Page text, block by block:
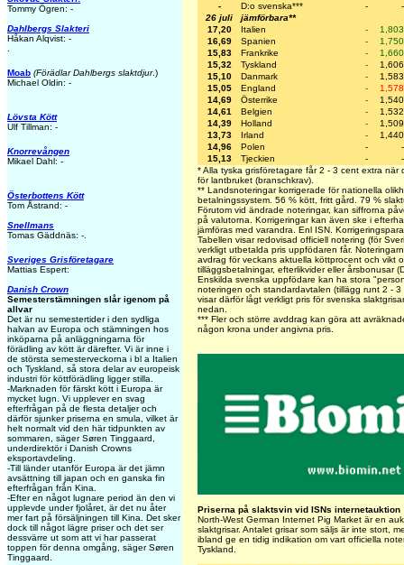
Tommy Ögren: -
Dahlbergs Slakteri
Håkan Alqvist: -
Moab (Förädlar Dahlbergs slaktdjur.)
Michael Oldin: -
Lövsta Kött
Ulf Tillman: -
Knorrevången
Mikael Dahl: -
Österbottens Kött
Tom Åstrand: -
Snellmans
Tomas Gäddnäs: -.
Sveriges Grisföretagare
Mattias Espert:
Danish Crown
Semesterstämningen slår igenom på
allvar
Det är nu semestertider i den sydliga
halvan av Europa och stämningen hos
inköparna på anläggningarna för
förädling av kött är därefter. Vi är inne i
de största semesterveckorna i bl a Italien
och Tyskland, så stora delar av europeisk
industri för köttförädling ligger stilla.
-Marknaden för färskt kött i Europa är
mycket lugn. Vi upplever en svag
efterfrågan på de flesta detaljer och
därför sjunker priserna en smula, vilket är
helt normalt vid den här tidpunkten av
sommaren, säger Søren Tinggaard,
underdirektör i Danish Crowns
eksportavdeling.
-Till länder utanför Europa är det jämn
avsättning till japan och en ganska fin
efterfrågan från Kina.
-Efter en något lugnare period än den vi
upplevde under fjolåret, är det nu åter
mer fart på försäljningen till Kina. Det sker
dock till något lägre priser och det ser
dessvärre ut som att vi har passerat
toppen för denna omgång, säger Søren
Tinggaard.
-
D:o svenska*** -
-
26 juli
jämförbara**
17,20
Italien -
1,803
16,69
Spanien -
1,750
15,83
Frankrike -
1,660
15,32
Tyskland -
1,606
15,10
Danmark -
1,583
15,05
England -
1,578
14,69
Österrike -
1,540
14,61
Belgien -
1,532
14,39
Holland -
1,509
13,73
Irland -
1,440
14,96
Polen -
-
15,13
Tjeckien -
-
* Alla tyska grisföretagare får 2 - 3 cent extra när
för lantbruket (branschkrav).
** Landsnoteringar korrigerade för nationella
betalningssystem. 56 % kött, fritt gård. 79 %
Förutom vid ändrade noteringar, kan siffrorna
på valutorna. Korrigeringar kan även ske i
jämföras med varandra. Enl ISN.
Tabellen visar redovisad officiell notering (för
verkligt utbetalda pris uppfödaren får.
avdrag för veckans aktuella köttprocent och vikt
tilläggsbetalningar, efterlikvider eller årsbonusar
Enskilda svenska uppfödare kan ha stora
noteringen och standardavtalen (tillägg runt 2 - 3
visar därför lågt verkligt pris för svenska
nedan.
*** Fler och större avddrag kan göra att
någon krona under angivna pris.
Priserna på slaktsvin vid ISNs internetauktion
North-West German Internet Pig Market är en
slaktgrisar. Antalet grisar som säljs är inte stort,
ibland ge en tidig indikation om vart officiella
Tyskland.